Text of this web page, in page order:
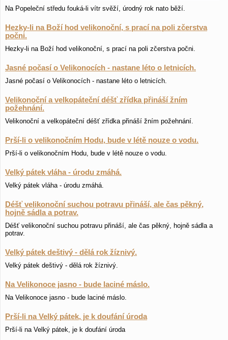
Na Popeleční středu fouká-li vítr svěží, úrodný rok nato běží.
Hezky-li na Boží hod velikonoční, s prací na poli zčerstva
počni.
Hezky-li na Boží hod velikonoční, s prací na poli zčerstva počni.
Jasné počasí o Velikonocích - nastane léto o letnicích.
Jasné počasí o Velikonocích - nastane léto o letnicích.
Velikonoční a velkopáteční déšť zřídka přináší žním
požehnání.
Velikonoční a velkopáteční déšť zřídka přináší žním požehnání.
Prší-li o velikonočním Hodu, bude v létě nouze o vodu.
Prší-li o velikonočním Hodu, bude v létě nouze o vodu.
Velký pátek vláha - úrodu zmáhá.
Velký pátek vláha - úrodu zmáhá.
Déšť velikonoční suchou potravu přináší, ale čas pěkný,
hojně sádla a potrav.
Déšť velikonoční suchou potravu přináší, ale čas pěkný, hojně sádla a
potrav.
Velký pátek deštivý - dělá rok žíznivý.
Velký pátek deštivý - dělá rok žíznivý.
Na Velikonoce jasno - bude laciné máslo.
Na Velikonoce jasno - bude laciné máslo.
Prší-li na Velký pátek, je k doufání úroda
Prší-li na Velký pátek, je k doufání úroda